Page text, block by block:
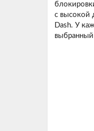
с высокой
Dash. У
выбранный